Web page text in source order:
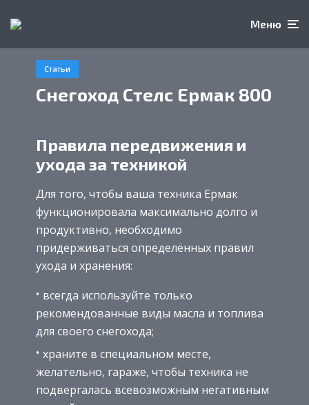
Меню
Статьи
Снегоход Стелс Ермак 800
Правила передвижения и
ухода за техникой
Для того, чтобы ваша техника Ермак
функционировала максимально долго и
продуктивно, необходимо
придерживаться определённых правил
ухода и хранения:
всегда используйте только
рекомендованные виды масла и топлива
для своего снегохода;
храните в специальном месте,
желательно, гараже, чтобы техника не
подвергалась всевозможным негативным